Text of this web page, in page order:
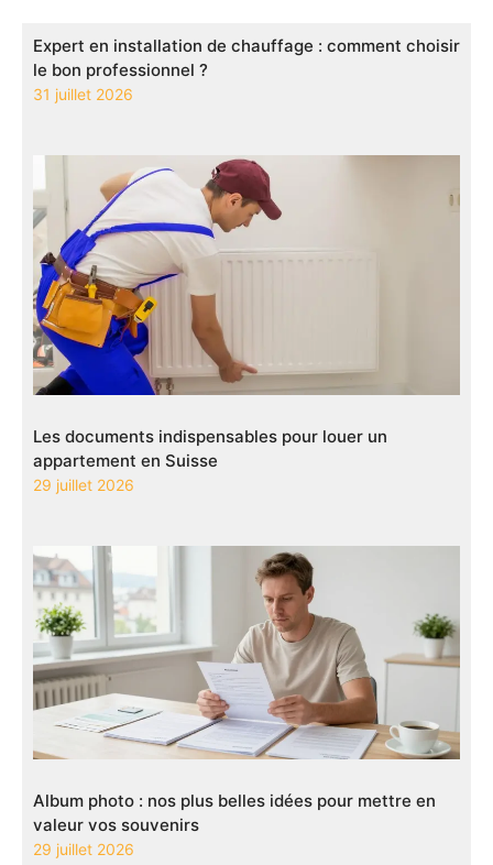
Expert en installation de chauffage : comment choisir
le bon professionnel ?
31 juillet 2026
Les documents indispensables pour louer un
appartement en Suisse
29 juillet 2026
Album photo : nos plus belles idées pour mettre en
valeur vos souvenirs
29 juillet 2026